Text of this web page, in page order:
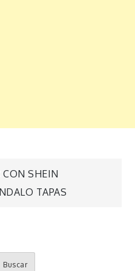
CON SHEIN
TAPAS
Buscar